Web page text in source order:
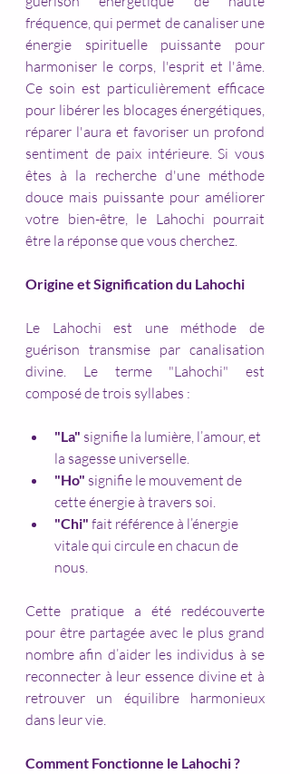
fréquence, qui permet de canaliser une
énergie spirituelle puissante pour
harmoniser le corps, l'esprit et l'âme.
Ce soin est particulièrement efficace
pour libérer les blocages énergétiques,
réparer l'aura et favoriser un profond
sentiment de paix intérieure. Si vous
êtes à la recherche d'une méthode
douce mais puissante pour améliorer
votre bien-être, le Lahochi pourrait
être la réponse que vous cherchez.
Origine et Signification du Lahochi
Le Lahochi est une méthode de
guérison transmise par canalisation
divine. Le terme "Lahochi" est
composé de trois syllabes :
"La" signifie la lumière, l’amour, et
la sagesse universelle.
"Ho" signifie le mouvement de
cette énergie à travers soi.
"Chi" fait référence à l’énergie
vitale qui circule en chacun de
nous.
Cette pratique a été redécouverte
pour être partagée avec le plus grand
nombre afin d’aider les individus à se
reconnecter à leur essence divine et à
retrouver un équilibre harmonieux
dans leur vie.
Comment Fonctionne le Lahochi ?